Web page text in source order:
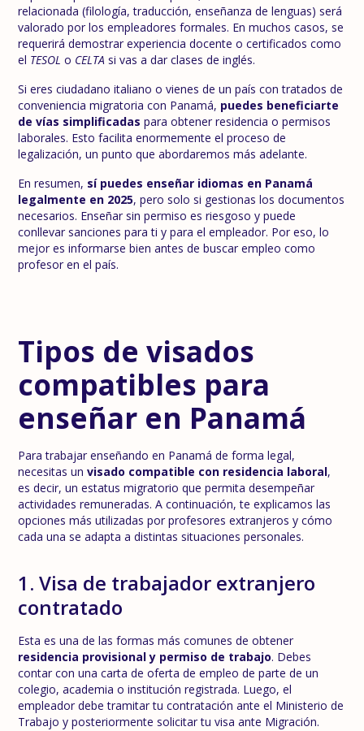
relacionada (filología, traducción, enseñanza de lenguas) será
valorado por los empleadores formales. En muchos casos, se
requerirá demostrar experiencia docente o certificados como
el TESOL o CELTA si vas a dar clases de inglés.
Si eres ciudadano italiano o vienes de un país con tratados de
conveniencia migratoria con Panamá, puedes beneficiarte
de vías simplificadas para obtener residencia o permisos
laborales. Esto facilita enormemente el proceso de
legalización, un punto que abordaremos más adelante.
En resumen, sí puedes enseñar idiomas en Panamá
legalmente en 2025, pero solo si gestionas los documentos
necesarios. Enseñar sin permiso es riesgoso y puede
conllevar sanciones para ti y para el empleador. Por eso, lo
mejor es informarse bien antes de buscar empleo como
profesor en el país.
Tipos de visados
compatibles para
enseñar en Panamá
Para trabajar enseñando en Panamá de forma legal,
necesitas unvisado compatible con residencia laboral,
es decir, un estatus migratorio que permita desempeñar
actividades remuneradas. A continuación, te explicamos las
opciones más utilizadas por profesores extranjeros y cómo
cada una se adapta a distintas situaciones personales.
1. Visa de trabajador extranjero
contratado
Esta es una de las formas más comunes de obtener
residencia provisional y permiso de trabajo. Debes
contar con una carta de oferta de empleo de parte de un
colegio, academia o institución registrada. Luego, el
empleador debe tramitar tu contratación ante el Ministerio de
Trabajo y posteriormente solicitar tu visa ante Migración.